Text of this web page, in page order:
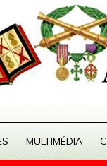
MULTIMÉDIA